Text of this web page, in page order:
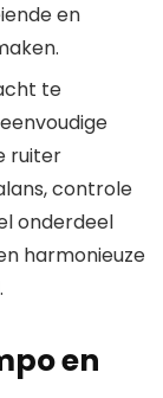
en
te
ruiter
controle
onderdeel
harmonieuze
en